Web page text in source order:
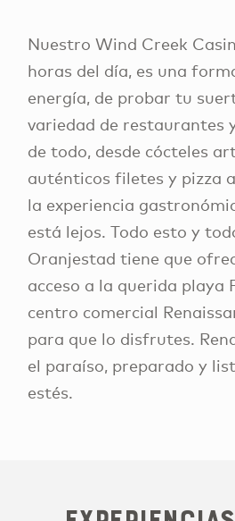
Nuestro Wind Creek
horas del día, es una
energía, de probar tu
variedad de restaurantes
de todo, desde cócteles
auténticos filetes y pizza
la experiencia
está lejos. Todo esto y
Oranjestad tiene que
acceso a la querida playa
centro comercial
para que lo disfrutes.
el paraíso, preparado y
estés.